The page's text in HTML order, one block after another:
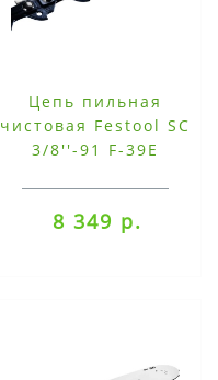
Цепь пильная
чистовая Festool SC
3/8''-91 F-39E
8 349 р.